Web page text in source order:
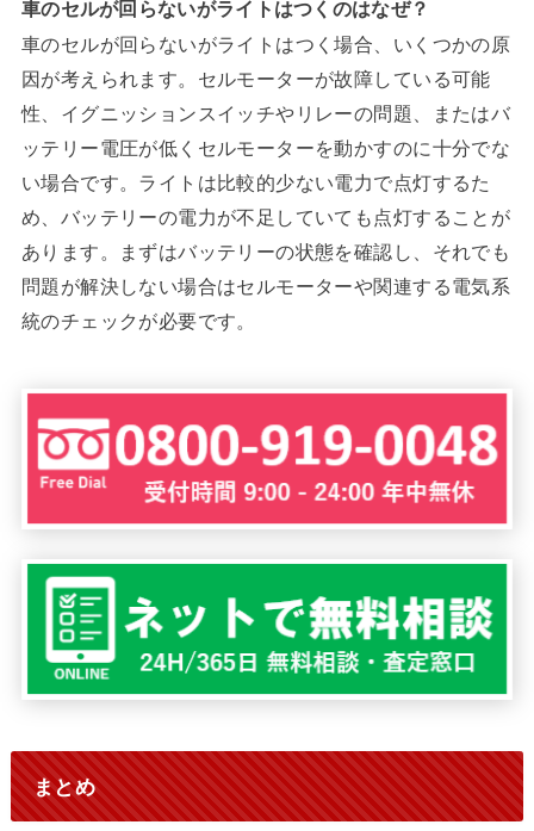
車のセルが回らないがライトはつくのはなぜ？
車のセルが回らないがライトはつく場合、いくつかの原
因が考えられます。セルモーターが故障している可能
性、イグニッションスイッチやリレーの問題、またはバ
ッテリー電圧が低くセルモーターを動かすのに十分でな
い場合です。ライトは比較的少ない電力で点灯するた
め、バッテリーの電力が不足していても点灯することが
あります。まずはバッテリーの状態を確認し、それでも
問題が解決しない場合はセルモーターや関連する電気系
統のチェックが必要です。
まとめ